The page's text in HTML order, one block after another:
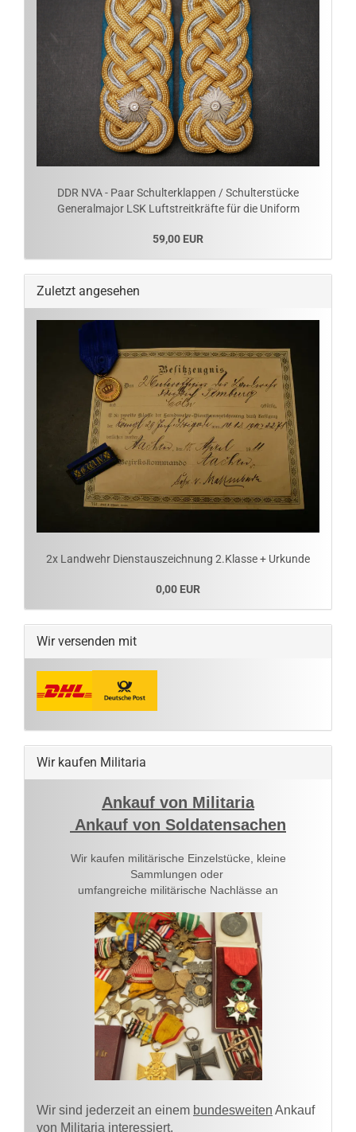
DDR NVA - Paar Schulterklappen / Schulterstücke
Generalmajor LSK Luftstreitkräfte für die Uniform
59,00 EUR
Zuletzt angesehen
2x Landwehr Dienstauszeichnung 2.Klasse + Urkunde
0,00 EUR
Wir versenden mit
Wir kaufen Militaria
Ankauf von Militaria
Ankauf von Soldatensachen
Wir kaufen militärische Einzelstücke, kleine
Sammlungen oder
umfangreiche militärische Nachlässe an
Wir sind jederzeit an einem bundesweiten Ankauf
von Militaria interessiert.